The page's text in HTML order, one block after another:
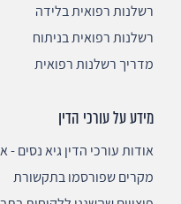
רשלנות רפואית בלידה
רשלנות רפואית בניתוח
מדריך רשלנות רפואית
מידע על עורכי הדין
אודות עורכי הדין גיא נסים -
מקרים שפורסמו בתקשורת